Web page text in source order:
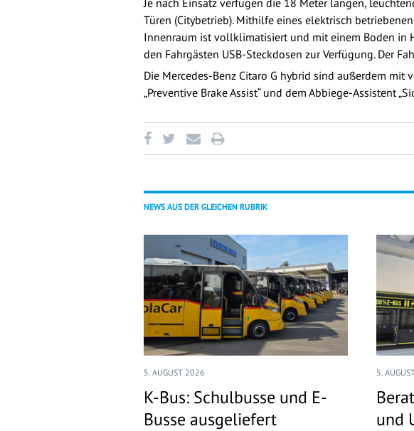
Je nach Einsatz verfügen die 18 Meter langen,
Türen (Citybetrieb). Mithilfe eines elektrisch
Innenraum ist vollklimatisiert und mit einem Boden in
den Fahrgästen USB-Steckdosen zur Verfügung. Der
Die Mercedes-Benz Citaro G hybrid sind außerdem mit
„Preventive Brake Assist“ und dem Abbiege-Assistent
NEWS AUS DER GLEICHEN RUBRIK
5. AUGUST 2026
K-Bus: Schulbusse und E-
Busse ausgeliefert
5.
und